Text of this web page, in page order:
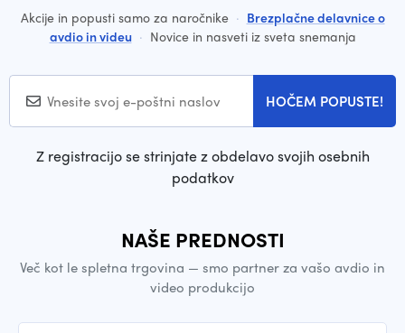
Akcije in popusti samo za naročnike · Brezplačne delavnice o
avdio in videu · Novice in nasveti iz sveta snemanja
HOČEM POPUSTE!
Z registracijo se strinjate z obdelavo svojih osebnih
podatkov
NAŠE PREDNOSTI
Več kot le spletna trgovina — smo partner za vašo avdio in
video produkcijo